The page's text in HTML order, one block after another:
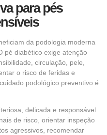
para pés
da podologia moderna
pé diabético exige atenção
circulação, pele,
o risco de feridas e
podológico preventivo é
delicada e responsável.
de risco, orientar inspeção
agressivos, recomendar